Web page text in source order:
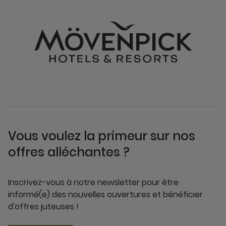
Vous voulez la primeur sur nos
offres alléchantes ?
Inscrivez-vous à notre newsletter pour être
informé(e) des nouvelles ouvertures et bénéficier
d'offres juteuses !